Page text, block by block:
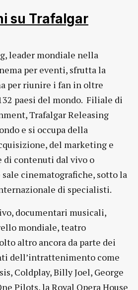
su Trafalgar
leader mondiale nella
per eventi, sfrutta la
per riunire i fan in oltre
paesi del mondo. Filiale di
Trafalgar Releasing
e si occupa della
del marketing e
di contenuti dal vivo o
cinematografiche, sotto la
di specialisti.
documentari musicali,
mondiale, teatro
altro ancora da parte dei
dell’intrattenimento come
Coldplay, Billy Joel, George
Pilots, la Royal Opera House